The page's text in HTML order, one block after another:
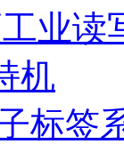
业读
机
标签